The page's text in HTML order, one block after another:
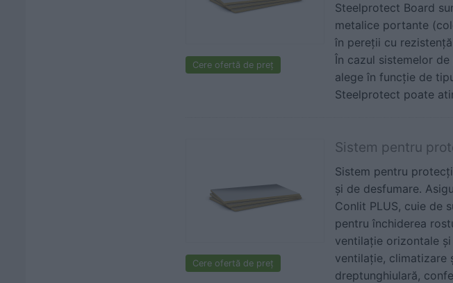
Cere ofertă de preț
Steelprotect Board
metalice portante
în pereții cu
În cazul sistemelor
alege în funcție de
Steelprotect poate
Cere ofertă de preț
Sistem pentru
Sistem pentru
şi de desfumare.
Conlit PLUS, cuie de
pentru închiderea
ventilaţie orizontale
ventilație, climatizare
dreptunghiulară,